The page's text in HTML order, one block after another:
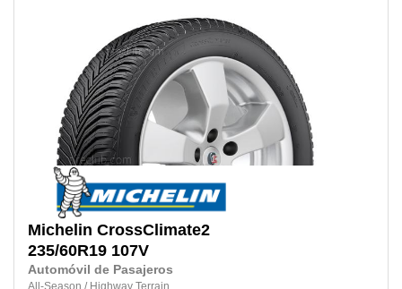
Michelin CrossClimate2
235/60R19 107V
Automóvil de Pasajeros